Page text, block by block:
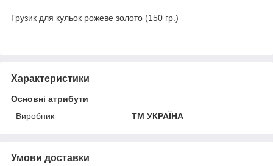
Грузик для кульок рожеве золото (150 гр.)
Характеристики
Основні атрибути
Виробник
ТМ УКРАЇНА
Умови доставки